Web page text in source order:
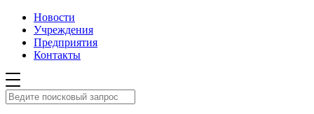
Новости
Учреждения
Предприятия
Контакты